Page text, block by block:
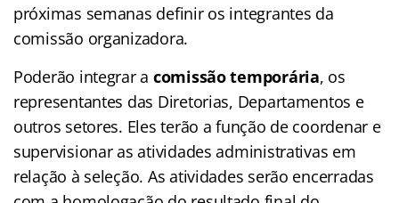
próximas semanas definir os integrantes da
comissão organizadora.
Poderão integrar a comissão temporária, os
representantes das Diretorias, Departamentos e
outros setores. Eles terão a função de coordenar e
supervisionar as atividades administrativas em
relação à seleção. As atividades serão encerradas